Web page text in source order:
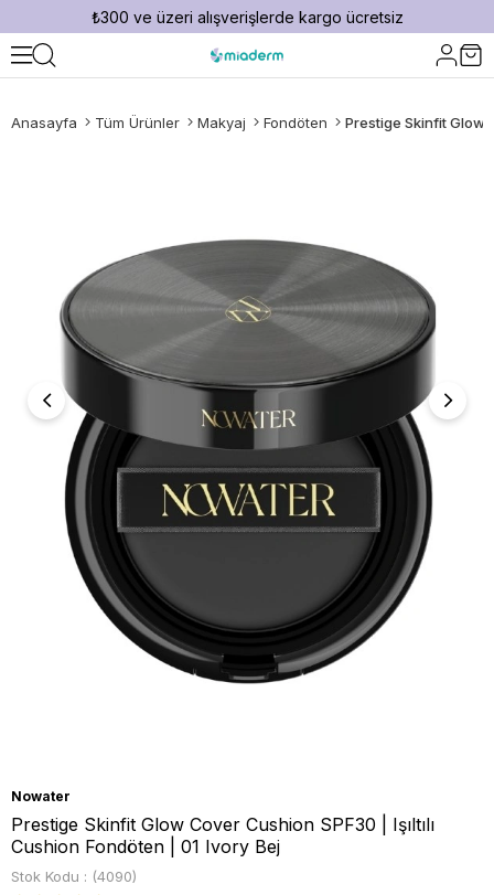
₺300 ve üzeri alışverişlerde kargo ücretsiz
Anasayfa Tüm Ürünler Makyaj Fondöten
Nowater
Prestige Skinfit Glow Cover Cushion SPF30 | Işıltılı
Cushion Fondöten | 01 Ivory Bej
Stok Kodu (4090)